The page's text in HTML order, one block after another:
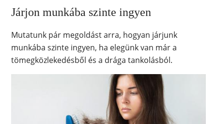
Járjon munkába szinte ingyen
Mutatunk pár megoldást arra, hogyan járjunk
munkába szinte ingyen, ha elegünk van már a
tömegközlekedésből és a drága tankolásból.